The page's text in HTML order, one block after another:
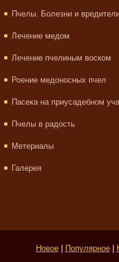
Пчелы. Болезни и
Лечение медом
Лечение пчелиным воском
Роение медоносных пчел
Пасека на приусадебном
Пчелы в радость
Метериалы
Галерея
Новое| Популярное|